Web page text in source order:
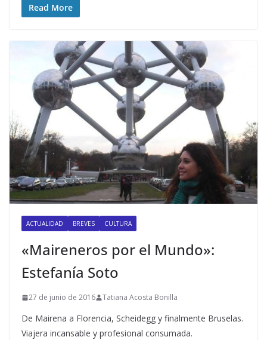
Read More
ACTUALIDAD BREVES CULTURA
«Maireneros por el Mundo»:
Estefanía Soto
27 de junio de 2016 Tatiana Acosta Bonilla
De Mairena a Florencia, Scheidegg y finalmente Bruselas.
Viajera incansable y profesional consumada.